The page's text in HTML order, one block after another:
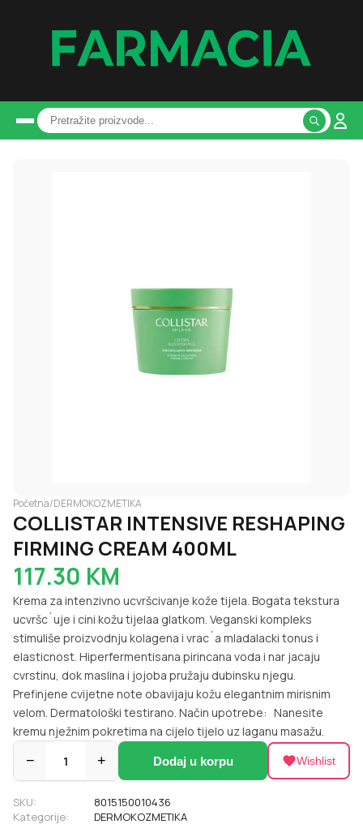
Početna/DERMOKOZMETIKA
COLLISTAR INTENSIVE RESHAPING
FIRMING CREAM 400ML
117.30 KM
Krema za intenzivno ucvršcivanje kože tijela. Bogata tekstura
ucvršc´uje i cini kožu tijelaa glatkom. Veganski kompleks
stimuliše proizvodnju kolagena i vrac´a mladalacki tonus i
elasticnost. Hiperfermentisana pirincana voda i nar jacaju
cvrstinu, dok maslina i jojoba pružaju dubinsku njegu.
Prefinjene cvijetne note obavijaju kožu elegantnim mirisnim
velom. Dermatološki testirano. Način upotrebe: Nanesite
kremu nježnim pokretima na cijelo tijelo uz laganu masažu.
− 1 + Dodaj u korpu Wishlist
SKU:
8015150010436
Kategorije:
DERMOKOZMETIKA